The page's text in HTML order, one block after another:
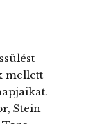
mellett
Stein